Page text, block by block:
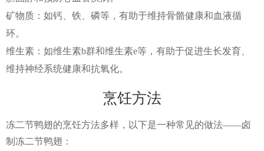
矿物质：如钙、铁、磷等，有助于维持骨骼健康和血液循
环。
维生素：如维生素b群和维生素e等，有助于促进生长发育、
维持神经系统健康和抗氧化。
烹饪方法
冻二节鸭翅的烹饪方法多样，以下是一种常见的做法——卤
制冻二节鸭翅：